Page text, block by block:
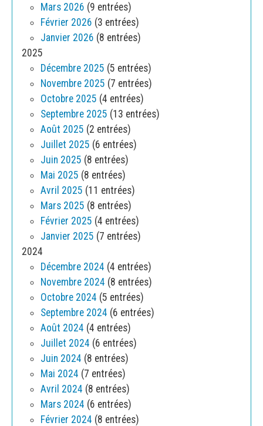
Mars 2026 (9 entrées)
Février 2026 (3 entrées)
Janvier 2026 (8 entrées)
2025
Décembre 2025 (5 entrées)
Novembre 2025 (7 entrées)
Octobre 2025 (4 entrées)
Septembre 2025 (13 entrées)
Août 2025 (2 entrées)
Juillet 2025 (6 entrées)
Juin 2025 (8 entrées)
Mai 2025 (8 entrées)
Avril 2025 (11 entrées)
Mars 2025 (8 entrées)
Février 2025 (4 entrées)
Janvier 2025 (7 entrées)
2024
Décembre 2024 (4 entrées)
Novembre 2024 (8 entrées)
Octobre 2024 (5 entrées)
Septembre 2024 (6 entrées)
Août 2024 (4 entrées)
Juillet 2024 (6 entrées)
Juin 2024 (8 entrées)
Mai 2024 (7 entrées)
Avril 2024 (8 entrées)
Mars 2024 (6 entrées)
Février 2024 (8 entrées)